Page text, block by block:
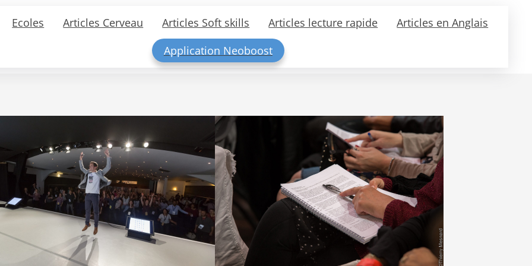
Ecoles Articles Cerveau Articles Soft skills Articles lecture rapide
Articles en Anglais
Application Neoboost